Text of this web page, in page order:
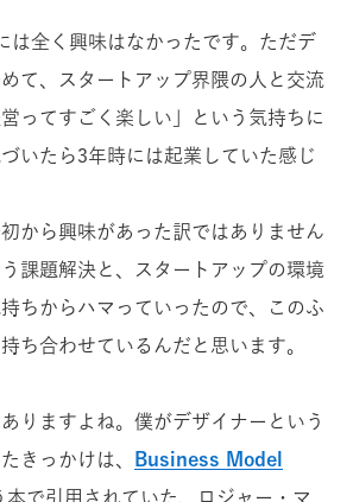
全く興味はなかったです。ただデ
て、スタートアップ界隈の人と交流
ってすごく楽しい」という気持ちに
いたら3年時には起業していた感じ
から興味があった訳ではありません
課題解決と、スタートアップの環境
ちからハマっていったので、このふ
ち合わせているんだと思います。
りますよね。僕がデザイナーという
きっかけは、
Business Model
本で引用されていた、ロジャー・マ